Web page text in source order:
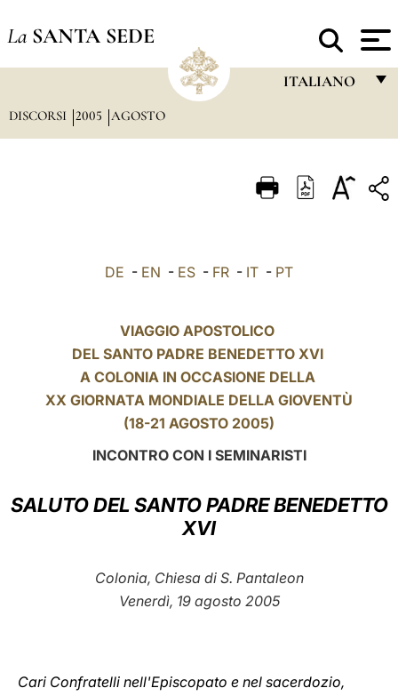
La SANTA SEDE
ITALIANO
ITALIANO
العربيّة
中文
DISCORSI 2005 AGOSTO
DE - EN - ES - FR - IT - PT
VIAGGIO APOSTOLICO
DEL SANTO PADRE BENEDETTO XVI
A COLONIA IN OCCASIONE DELLA
XX GIORNATA MONDIALE DELLA GIOVENTÙ
(18-21 AGOSTO 2005)
INCONTRO CON I SEMINARISTI
SALUTO DEL SANTO PADRE BENEDETTO
XVI
Colonia, Chiesa di S. Pantaleon
Venerdì, 19 agosto 2005
Cari Confratelli nell'Episcopato e nel sacerdozio,